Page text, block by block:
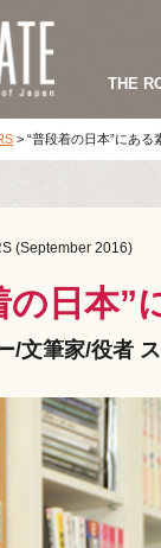
THE
> “普段着の日本”にある
(September 2016)
の日本”
/文筆家/役者